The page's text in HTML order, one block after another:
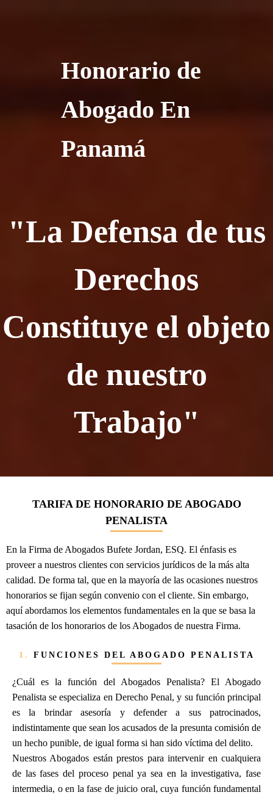
Honorario de
Abogado En
Panamá
"La Defensa de tus
Derechos
Constituye el objeto
de nuestro
Trabajo"
TARIFA DE HONORARIO DE ABOGADO
PENALISTA
En la Firma de Abogados Bufete Jordan, ESQ. El énfasis es
proveer a nuestros clientes con servicios jurídicos de la más alta
calidad. De forma tal, que en la mayoría de las ocasiones nuestros
honorarios se fijan según convenio con el cliente. Sin embargo,
aquí abordamos los elementos fundamentales en la que se basa la
tasación de los honorarios de los Abogados de nuestra Firma.
1. FUNCIONES DEL ABOGADO PENALISTA
¿Cuál es la función del Abogados Penalista? El Abogado
Penalista se especializa en Derecho Penal, y su función principal
es la brindar asesoría y defender a sus patrocinados,
indistintamente que sean los acusados de la presunta comisión de
un hecho punible, de igual forma si han sido víctima del delito.
Nuestros Abogados están prestos para intervenir en cualquiera
de las fases del proceso penal ya sea en la investigativa, fase
intermedia, o en la fase de juicio oral, cuya función fundamental